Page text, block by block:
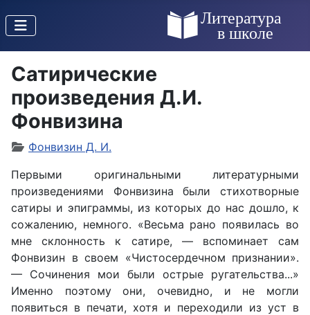
Сатирические
произведения Д.И.
Фонвизина
Фонвизин Д. И.
Первыми оригинальными литературными
произведениями Фонвизина были стихотворные
сатиры и эпиграммы, из которых до нас дошло, к
сожалению, немного. «Весьма рано появилась во
мне склонность к сатире, — вспоминает сам
Фонвизин в своем «Чистосердечном признании».
— Сочинения мои были острые ругательства...»
Именно поэтому они, очевидно, и не могли
появиться в печати, хотя и переходили из уст в